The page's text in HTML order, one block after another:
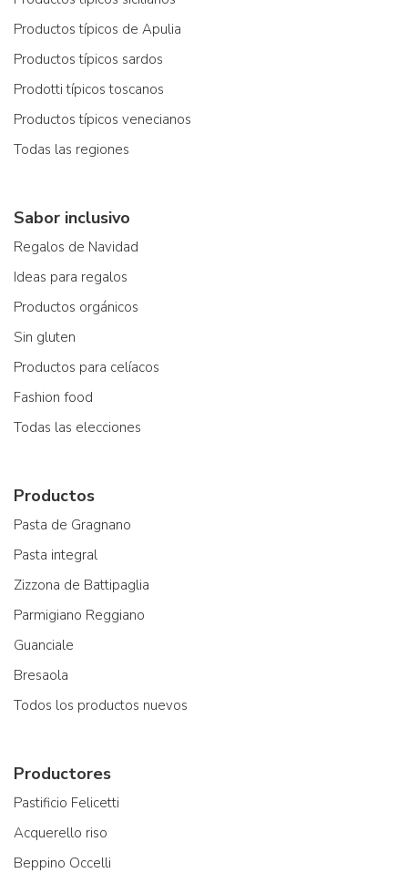
Productos típicos de Apulia
Productos típicos sardos
Prodotti típicos toscanos
Productos típicos venecianos
Todas las regiones
Sabor inclusivo
Regalos de Navidad
Ideas para regalos
Productos orgánicos
Sin gluten
Productos para celíacos
Fashion food
Todas las elecciones
Productos
Pasta de Gragnano
Pasta integral
Zizzona de Battipaglia
Parmigiano Reggiano
Guanciale
Bresaola
Todos los productos nuevos
Productores
Pastificio Felicetti
Acquerello riso
Beppino Occelli